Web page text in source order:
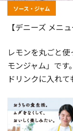
ソース・ジャム
【デニーズ メニ
レモンを丸ごと
モンジャム」で
ドリンクに入れて